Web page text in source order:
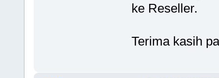
ke Reseller.
Terima kasih